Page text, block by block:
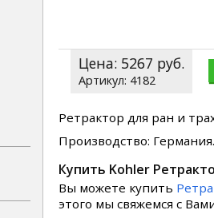
Цена: 5267 руб.
4182
Ретрактор для ран и
Производство: Германия.
Купить Kohler
Вы можете купить
этого мы свяжемся с